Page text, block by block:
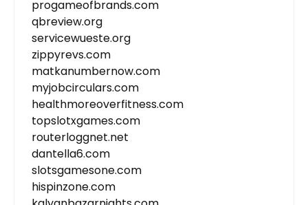
progameofbrands.com
qbreview.org
servicewueste.org
zippyrevs.com
matkanumbernow.com
myjobcirculars.com
healthmoreoverfitness.com
topslotxgames.com
routerloggnet.net
dantella6.com
slotsgamesone.com
hispinzone.com